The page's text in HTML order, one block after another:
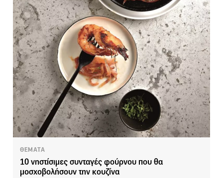
ΘΕΜΑΤΑ
10 νηστίσιμες συνταγές φούρνου που θα
μοσχοβολήσουν την κουζίνα